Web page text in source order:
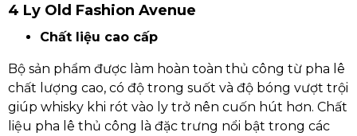
4 Ly Old Fashion Avenue
Chất liệu cao cấp
Bộ sản phẩm được làm hoàn toàn thủ công từ pha lê
chất lượng cao, có độ trong suốt và độ bóng vượt trội
giúp whisky khi rót vào ly trở nên cuốn hút hơn. Chất
liệu pha lê thủ công là đặc trưng nổi bật trong các